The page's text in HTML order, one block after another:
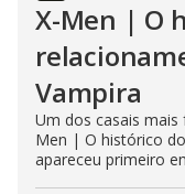
X-Men | O
Vampira
Um dos casais
Men | O histórico
apareceu primeiro